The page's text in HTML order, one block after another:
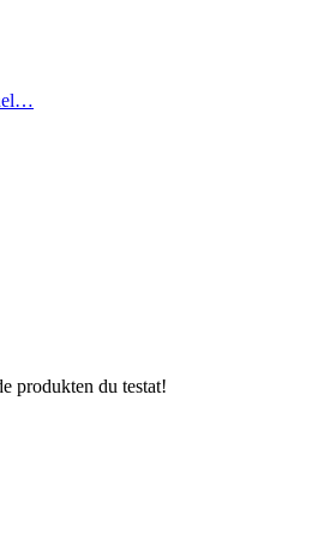
produkten du testat!